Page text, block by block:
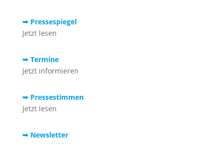
➥ Pressespiegel
Jetzt lesen
➥ Termine
Jetzt informieren
➥ Pressestimmen
Jetzt lesen
➥ Newsletter